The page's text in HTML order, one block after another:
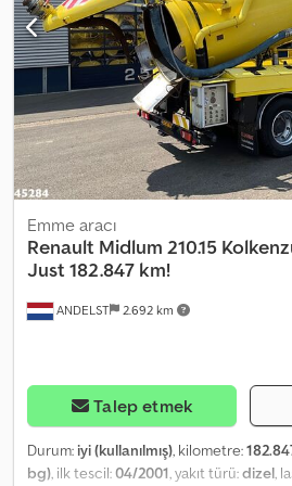
Midlum 180.10 Kasa/Atölye Kasası İlk
KM (belgeli) Euro 5 emisyon sınıfı Çift
koltuklu Otomatik şanzıman Çeki demiri
süspansiyonu Dingil mesafesi: 4100 mm
Hq Edjpfx Aniock Kasa ölçüleri: U:4,00 m
Yükleme platformu Azami toplam ağırlık:
5.870 kg Araçlar bakımlı durumdadır.
Tüm bilgiler taahhütsüzdür, hata yapma
ANDELST 2.692 km
Emme aracı
Renault Midlum 210.15
Just 182.847 km!
Talep etmek
Durum: iyi (kullanılmış), kilometre:
bg), ilk tescil:04/2001, yakıt türü:dizel,